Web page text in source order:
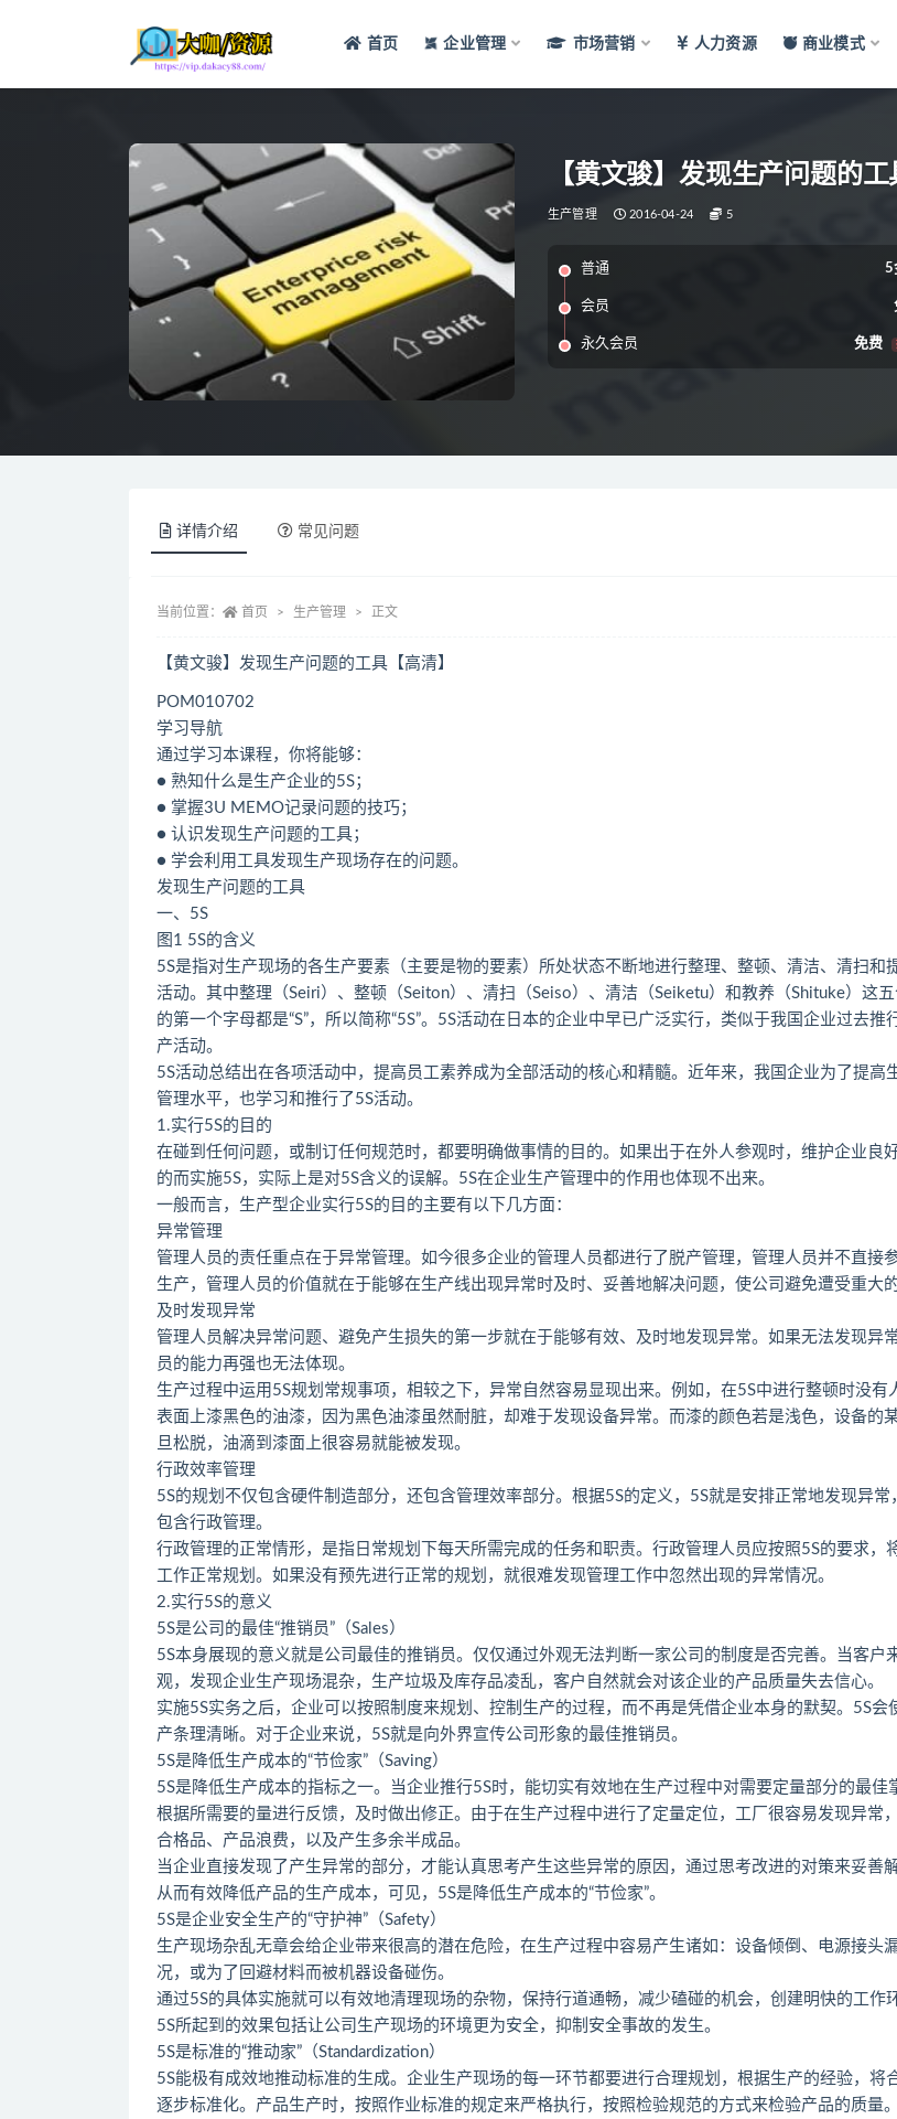
首页 企业管理 市场营销 人力资源 商业模式
【黄文骏】发现生产问题的工
生产管理 2016-04-24 5
普通 5
会员
永久会员 免费
详情介绍 常见问题
当前位置： 首页 生产管理 正文
【黄文骏】发现生产问题的工具【高清】
POM010702
学习导航
通过学习本课程，你将能够：
● 熟知什么是生产企业的5S；
● 掌握3U MEMO记录问题的技巧；
● 认识发现生产问题的工具；
● 学会利用工具发现生产现场存在的问题。
发现生产问题的工具
一、5S
图1 5S的含义
5S是指对生产现场的各生产要素（主要是物的要素）所处状态不断地进行整理、整顿、清洁、清扫和
活动。其中整理（Seiri）、整顿（Seiton）、清扫（Seiso）、清洁（Seiketu）和教养（Shituke）这
的第一个字母都是“S”，所以简称“5S”。5S活动在日本的企业中早已广泛实行，类似于我国企业过去推
产活动。
5S活动总结出在各项活动中，提高员工素养成为全部活动的核心和精髓。近年来，我国企业为了提高
管理水平，也学习和推行了5S活动。
1.实行5S的目的
在碰到任何问题，或制订任何规范时，都要明确做事情的目的。如果出于在外人参观时，维护企业良
的而实施5S，实际上是对5S含义的误解。5S在企业生产管理中的作用也体现不出来。
一般而言，生产型企业实行5S的目的主要有以下几方面：
异常管理
管理人员的责任重点在于异常管理。如今很多企业的管理人员都进行了脱产管理，管理人员并不直接
生产，管理人员的价值就在于能够在生产线出现异常时及时、妥善地解决问题，使公司避免遭受重大的
及时发现异常
管理人员解决异常问题、避免产生损失的第一步就在于能够有效、及时地发现异常。如果无法发现异
员的能力再强也无法体现。
生产过程中运用5S规划常规事项，相较之下，异常自然容易显现出来。例如，在5S中进行整顿时没有
表面上漆黑色的油漆，因为黑色油漆虽然耐脏，却难于发现设备异常。而漆的颜色若是浅色，设备的
旦松脱，油滴到漆面上很容易就能被发现。
行政效率管理
5S的规划不仅包含硬件制造部分，还包含管理效率部分。根据5S的定义，5S就是安排正常地发现异常
包含行政管理。
行政管理的正常情形，是指日常规划下每天所需完成的任务和职责。行政管理人员应按照5S的要求，
工作正常规划。如果没有预先进行正常的规划，就很难发现管理工作中忽然出现的异常情况。
2.实行5S的意义
5S是公司的最佳“推销员”（Sales）
5S本身展现的意义就是公司最佳的推销员。仅仅通过外观无法判断一家公司的制度是否完善。当客户
观，发现企业生产现场混杂，生产垃圾及库存品凌乱，客户自然就会对该企业的产品质量失去信心。
实施5S实务之后，企业可以按照制度来规划、控制生产的过程，而不再是凭借企业本身的默契。5S会
产条理清晰。对于企业来说，5S就是向外界宣传公司形象的最佳推销员。
5S是降低生产成本的“节俭家”（Saving）
5S是降低生产成本的指标之一。当企业推行5S时，能切实有效地在生产过程中对需要定量部分的最佳
根据所需要的量进行反馈，及时做出修正。由于在生产过程中进行了定量定位，工厂很容易发现异常
合格品、产品浪费，以及产生多余半成品。
当企业直接发现了产生异常的部分，才能认真思考产生这些异常的原因，通过思考改进的对策来妥善解
从而有效降低产品的生产成本，可见，5S是降低生产成本的“节俭家”。
5S是企业安全生产的“守护神”（Safety）
生产现场杂乱无章会给企业带来很高的潜在危险，在生产过程中容易产生诸如：设备倾倒、电源接头
况，或为了回避材料而被机器设备碰伤。
通过5S的具体实施就可以有效地清理现场的杂物，保持行道通畅，减少磕碰的机会，创建明快的工作
5S所起到的效果包括让公司生产现场的环境更为安全，抑制安全事故的发生。
5S是标准的“推动家”（Standardization）
5S能极有成效地推动标准的生成。企业生产现场的每一环节都要进行合理规划，根据生产的经验，将
逐步标准化。产品生产时，按照作业标准的规定来严格执行，按照检验规范的方式来检验产品的质量